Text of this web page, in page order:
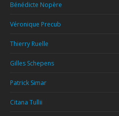
Bénédicte Nopère
Véronique Precub
Thierry Ruelle
Gilles Schepens
Patrick Simar
Citana Tullii